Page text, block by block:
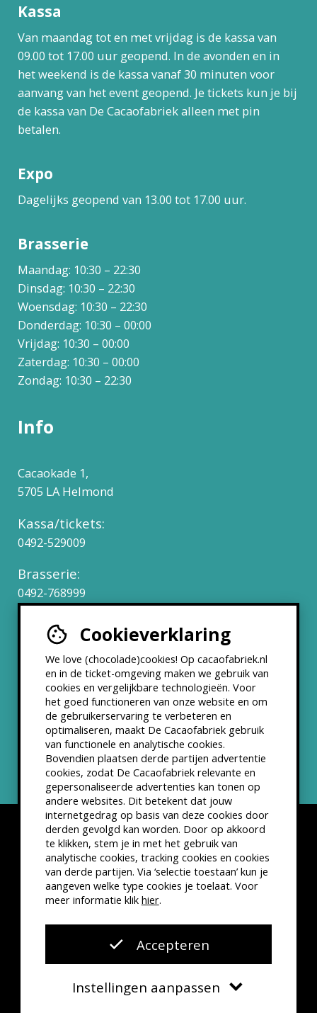
Cookieverklaring
We love (chocolade)cookies! Op cacaofabriek.nl
en in de ticket-omgeving maken we gebruik van
cookies en vergelijkbare technologieën. Voor
het goed functioneren van onze website en om
de gebruikerservaring te verbeteren en
optimaliseren, maakt De Cacaofabriek gebruik
van functionele en analytische cookies.
Bovendien plaatsen derde partijen advertentie
cookies, zodat De Cacaofabriek relevante en
gepersonaliseerde advertenties kan tonen op
andere websites. Dit betekent dat jouw
internetgedrag op basis van deze cookies door
derden gevolgd kan worden. Door op akkoord
te klikken, stem je in met het gebruik van
analytische cookies, tracking cookies en cookies
van derde partijen. Via ‘selectie toestaan’ kun je
aangeven welke type cookies je toelaat. Voor
meer informatie klik hier.
Accepteren
Instellingen aanpassen
Kassa
Van maandag tot en met vrijdag is de kassa van
09.00 tot 17.00 uur geopend. In de avonden en in
het weekend is de kassa vanaf 30 minuten voor
aanvang van het event geopend. Je tickets kun je bij
de kassa van De Cacaofabriek alleen met pin
betalen.
Expo
Dagelijks geopend van 13.00 tot 17.00 uur.
Brasserie
Maandag: 10:30 – 22:30
Dinsdag: 10:30 – 22:30
Woensdag: 10:30 – 22:30
Donderdag: 10:30 – 00:00
Vrijdag: 10:30 – 00:00
Zaterdag: 10:30 – 00:00
Zondag: 10:30 – 22:30
Info
Cacaokade 1,
5705 LA Helmond
Kassa/tickets:
0492-529009
Brasserie:
0492-768999
Werken bij
Partners & Samenwerkingen
ANBI status
Nieuwsbrief
Disclaimer Privacyverklaring
Kleine lettertjes
VSCD Bezoekersvoorwaarden
Website doorThe Cre8ion.Lab